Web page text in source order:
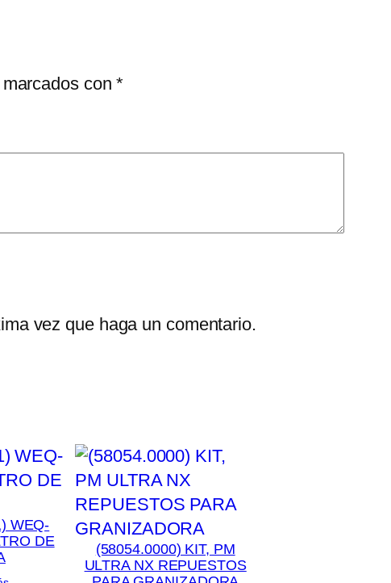
marcados con*
vez que haga un comentario.
WEQ-
DE
(58054.0000) KIT, PM
ULTRA NX REPUESTOS